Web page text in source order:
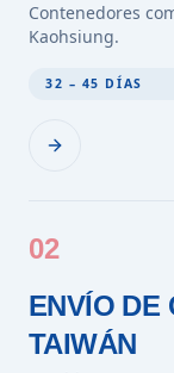
Contenedores
Kaohsiung.
32 – 45 DÍAS
02
ENVÍO DE
TAIWÁN